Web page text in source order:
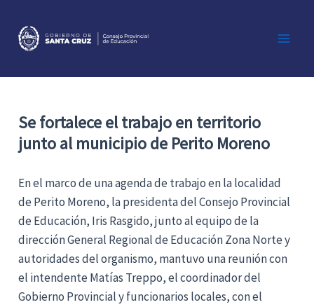
contenido
Se fortalece el trabajo en territorio
junto al municipio de Perito Moreno
En el marco de una agenda de trabajo en la localidad
de Perito Moreno, la presidenta del Consejo Provincial
de Educación, Iris Rasgido, junto al equipo de la
dirección General Regional de Educación Zona Norte y
autoridades del organismo, mantuvo una reunión con
el intendente Matías Treppo, el coordinador del
Gobierno Provincial y funcionarios locales, con el